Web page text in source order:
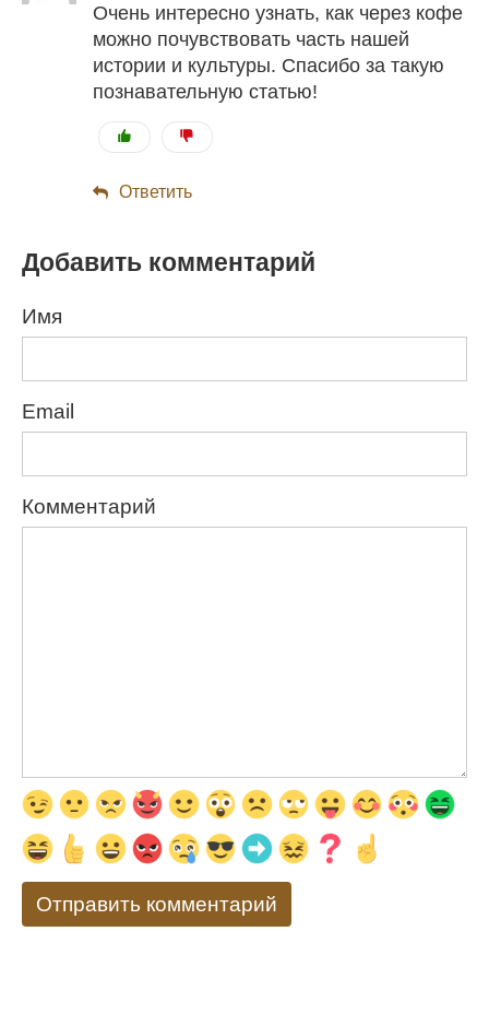
Очень интересно узнать, как через кофе
можно почувствовать часть нашей
истории и культуры. Спасибо за такую
познавательную статью!
Ответить
Добавить комментарий
Имя
Email
Комментарий